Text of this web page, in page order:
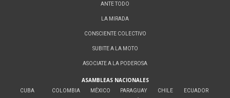
ANTE TODO
LA MIRADA
CONSCIENTE COLECTIVO
SUBITE A LA MOTO
ASOCIATE A LA PODEROSA
ASAMBLEAS NACIONALES
CUBA
COLOMBIA
MÉXICO
PARAGUAY
CHILE
ECUADOR